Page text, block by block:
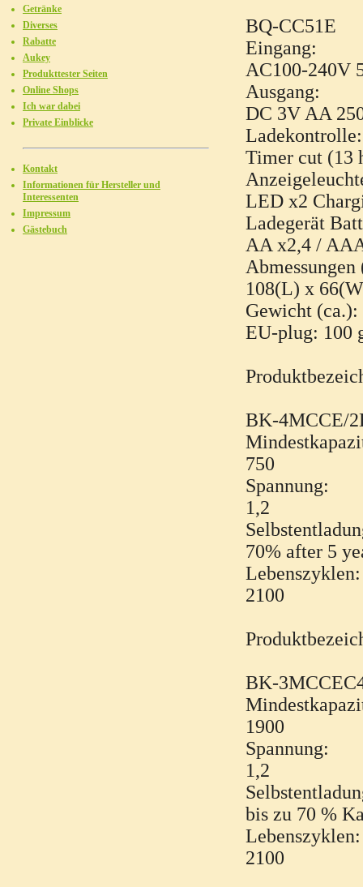
BQ-CC51E
Eingang:
AC100-240V
Ausgang:
DC 3V AA
Timer cut (13
LED x2
Ladegerät
AA x2,4 /
108(L) x
Gewicht (ca.):
EU-plug: 100
BK-4MCCE/
750
Spannung:
1,2
70% after 5
2100
BK-
1900
Spannung:
1,2
bis zu 70 %
2100
Getränke
Diverses
Rabatte
Aukey
Produkttester Seiten
Online Shops
Ich war dabei
Private Einblicke
Kontakt
Informationen für Hersteller und
Interessenten
Impressum
Gästebuch